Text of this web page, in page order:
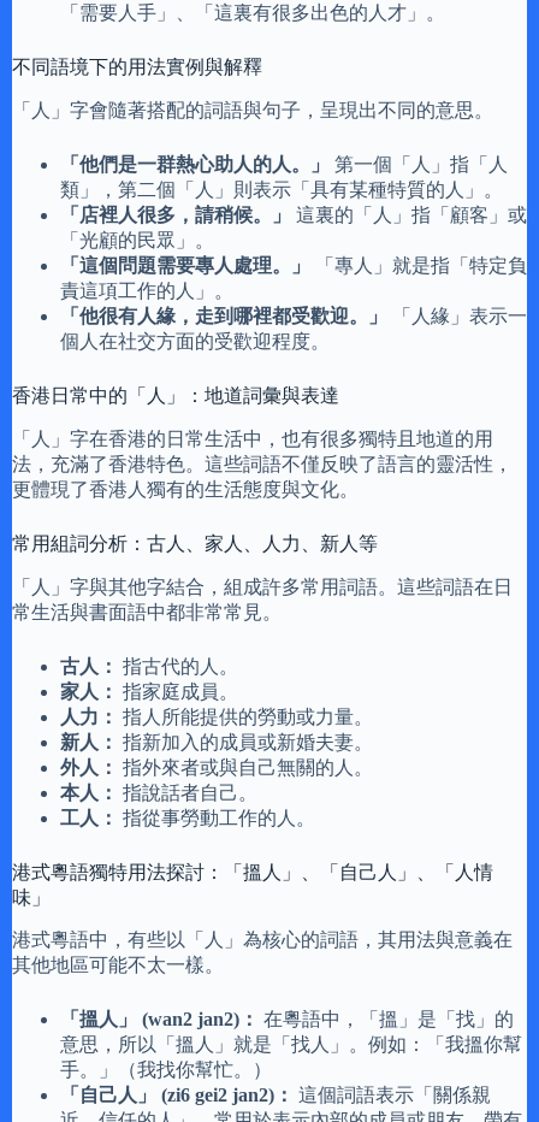
「需要人手」、「這裏有很多出色的人才」。
不同語境下的用法實例與解釋
「人」字會隨著搭配的詞語與句子，呈現出不同的意思。
「他們是一群熱心助人的人。」
第一個「人」指「人
類」，第二個「人」則表示「具有某種特質的人」。
「店裡人很多，請稍候。」
這裏的「人」指「顧客」或
「光顧的民眾」。
「這個問題需要專人處理。」
「專人」就是指「特定負
責這項工作的人」。
「他很有人緣，走到哪裡都受歡迎。」
「人緣」表示一
個人在社交方面的受歡迎程度。
香港日常中的「人」：地道詞彙與表達
「人」字在香港的日常生活中，也有很多獨特且地道的用
法，充滿了香港特色。這些詞語不僅反映了語言的靈活性，
更體現了香港人獨有的生活態度與文化。
常用組詞分析：古人、家人、人力、新人等
「人」字與其他字結合，組成許多常用詞語。這些詞語在日
常生活與書面語中都非常常見。
古人： 指古代的人。
家人： 指家庭成員。
人力： 指人所能提供的勞動或力量。
新人： 指新加入的成員或新婚夫妻。
外人： 指外來者或與自己無關的人。
本人： 指說話者自己。
工人： 指從事勞動工作的人。
港式粵語獨特用法探討：「搵人」、「自己人」、「人情
味」
港式粵語中，有些以「人」為核心的詞語，其用法與意義在
其他地區可能不太一樣。
「搵人」 (wan2 jan2)： 在粵語中，「搵」是「找」的
意思，所以「搵人」就是「找人」。例如：「我搵你幫
手。」（我找你幫忙。）
「自己人」 (zi6 gei2 jan2)： 這個詞語表示「關係親